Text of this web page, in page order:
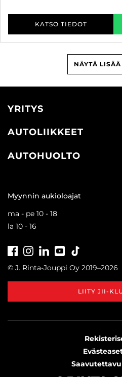
KATSO TIEDOT
NÄYTÄ
YRITYS
AUTOLIIKKEET
AUTOHUOLTO
Myynnin aukioloajat
ma - pe 10 - 18
la 10 - 16
FacebookInstagramLinkedInYoutube
© J. Rinta-Jouppi Oy 2019–2026
LIITY JII-